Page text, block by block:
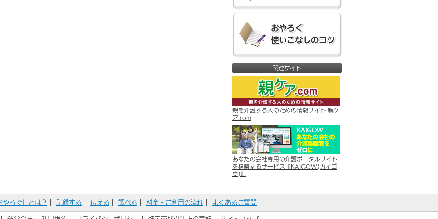
関連サイト
親を介護する人のための情報サイト 親ケ
ア.com
あなたの会社専用の介護ポータルサイト
を構築するサービス『KAIGOW(カイゴ
ウ)』
やろぐ」とは？ 記録する 伝える 調べる 料金・ご利用の流れ よくあるご質問